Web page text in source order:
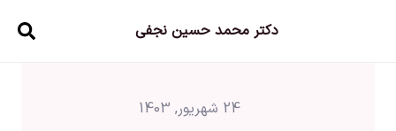
دکتر محمد حسین نجفی
24 شهریور, 1403